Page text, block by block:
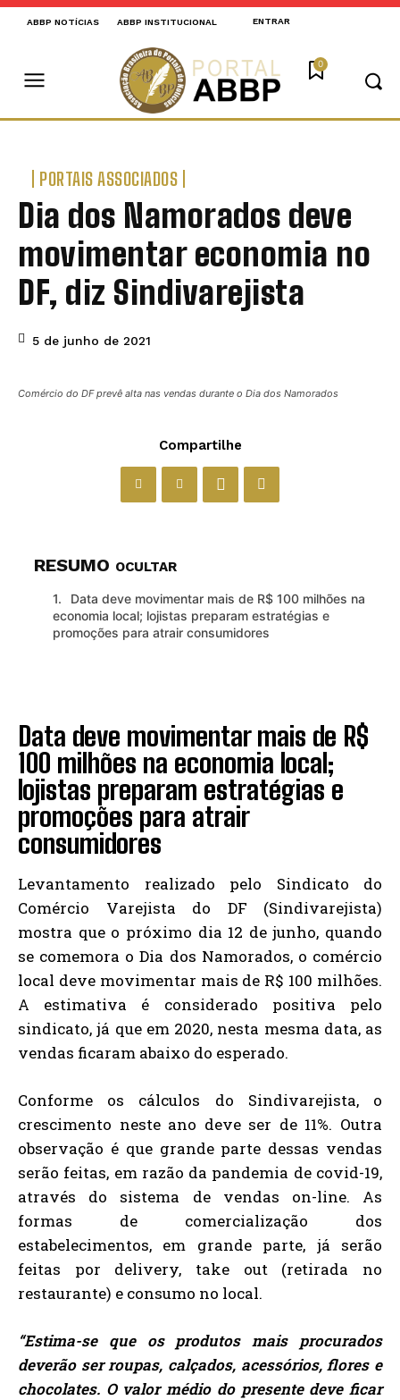
ABBP NOTÍCIAS ABBP INSTITUCIONAL ENTRAR
0
PORTAIS ASSOCIADOS
Dia dos Namorados deve
movimentar economia no
DF, diz Sindivarejista
5 de junho de 2021
Comércio do DF prevê alta nas vendas durante o Dia dos Namorados
Compartilhe
RESUMO OCULTAR
Data deve movimentar mais de R$ 100 milhões na
economia local; lojistas preparam estratégias e
promoções para atrair consumidores
Data deve movimentar mais de R$
100 milhões na economia local;
lojistas preparam estratégias e
promoções para atrair
consumidores
Levantamento realizado pelo Sindicato do
Comércio Varejista do DF (Sindivarejista)
mostra que o próximo dia 12 de junho, quando
se comemora o Dia dos Namorados, o comércio
local deve movimentar mais de R$ 100 milhões.
A estimativa é considerado positiva pelo
sindicato, já que em 2020, nesta mesma data, as
vendas ficaram abaixo do esperado.
Conforme os cálculos do Sindivarejista, o
crescimento neste ano deve ser de 11%. Outra
observação é que grande parte dessas vendas
serão feitas, em razão da pandemia de covid-19,
através do sistema de vendas on-line. As
formas de comercialização dos
estabelecimentos, em grande parte, já serão
feitas por delivery, take out (retirada no
restaurante) e consumo no local.
“Estima-se que os produtos mais procurados
deverão ser roupas, calçados, acessórios, flores e
chocolates. O valor médio do presente deve ficar